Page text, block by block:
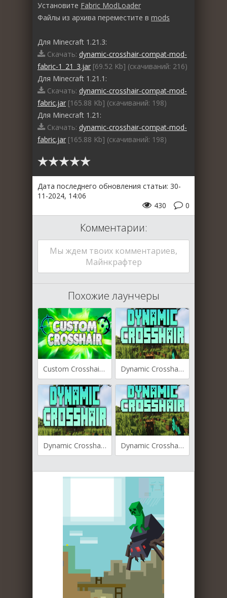
Установите Fabric ModLoader
Файлы из архива переместите в mods
Для Minecraft 1.21.3:
Скачать: dynamic-crosshair-compat-mod-
fabric-1_21_3.jar [69.52 Kb] (cкачиваний: 216)
Для Minecraft 1.21.1:
Скачать: dynamic-crosshair-compat-mod-
fabric.jar [165.88 Kb] (cкачиваний: 198)
Для Minecraft 1.21:
Скачать: dynamic-crosshair-compat-mod-
fabric.jar [165.88 Kb] (cкачиваний: 198)
Дата последнего обновления статьи: 30-
11-2024, 14:06
0
430
Комментарии:
Мы ждем твоих комментариев,
Майнкрафтер
Похожие лаунчеры
Custom Crosshair для Майнкрафт [1.21.3, 1.21.1, 1.21] Dynamic Crosshair для Майнкрафт [1.20.4, 1.20.3, 1.20.2]
Dynamic Crosshair для Майнкрафт для Майнкрафт [1.20.2, 1.20.1, 1.20] Dynamic Crosshair для Майнкрафт [1.19.4, 1.19.3, 1.19.2]